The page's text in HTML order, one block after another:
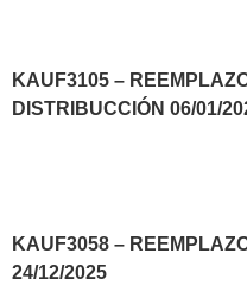
KAUF3105 –
DISTRIBUCCIÓN 06/01/
KAUF3058 –
24/12/2025